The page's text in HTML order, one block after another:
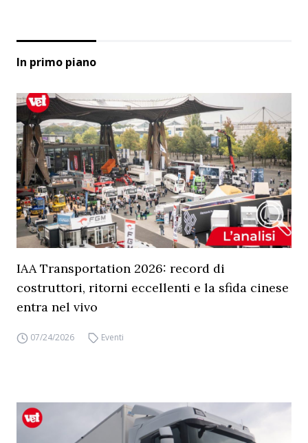
In primo piano
IAA Transportation 2026: record di
costruttori, ritorni eccellenti e la sfida cinese
entra nel vivo
07/24/2026 Eventi